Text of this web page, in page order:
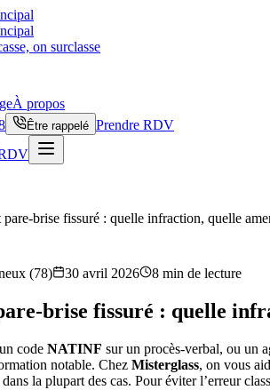
À propos
Être rappelé Prendre RDV
brise fissuré : quelle infraction, quelle
(78) 30 avril 2026 8 min de lecture
brise fissuré : quelle
code NATINF sur un procès-verbal, ou un
notable. Chez Misterglass, on vous
la plupart des cas. Pour éviter l’erreur